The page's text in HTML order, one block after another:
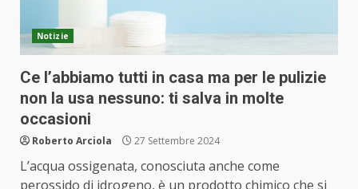
Notizie
Ce l’abbiamo tutti in casa ma per le pulizie
non la usa nessuno: ti salva in molte
occasioni
Roberto Arciola 27 Settembre 2024
L’acqua ossigenata, conosciuta anche come
perossido di idrogeno, è un prodotto chimico che si